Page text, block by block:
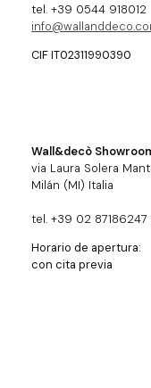
tel. +39 0544 918012
CIF IT02311990390
Wall&decò
via Laura Solera
Milán (MI) Italia
tel. +39 02 87186247
Horario de apertura:
con cita previa